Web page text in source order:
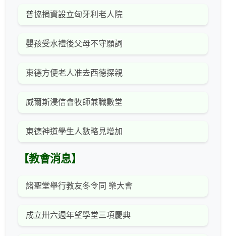
普協捐資設立匈牙利老人院
嬰孩受水禮後父母不守願詞
東德方便老人准去西德探親
威爾斯浸信會牧師兼職數堂
東德神道學生人數略見增加
【教會消息】
諸聖堂舉行教友冬令同 樂大會
成立卅六週年望學堂三項慶典